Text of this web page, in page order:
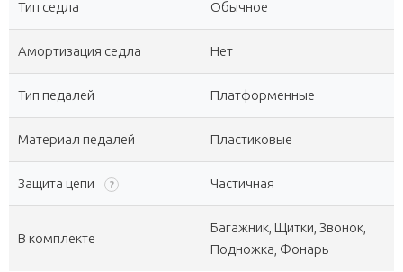
Тип седла Обычное
Амортизация седла Нет
Тип педалей Платформенные
Материал педалей Пластиковые
Защита цепи ? Частичная
В комплекте
Багажник, Щитки, Звонок,
Подножка, Фонарь